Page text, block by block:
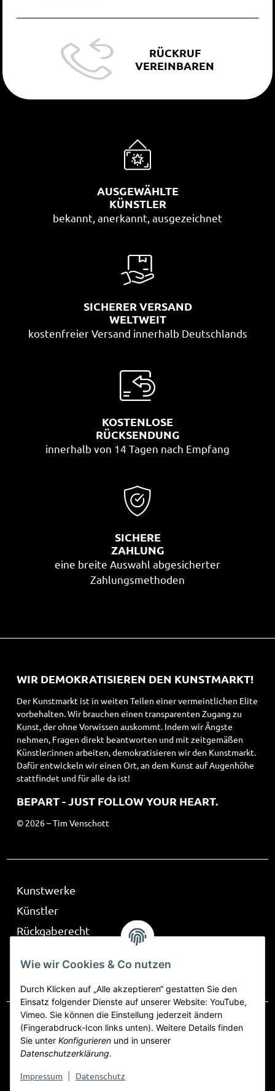
Wie wir Cookies & Co nutzen
Durch Klicken auf „Alle akzeptieren“ gestatten Sie den
Einsatz folgender Dienste auf unserer Website: YouTube,
Vimeo. Sie können die Einstellung jederzeit ändern
(Fingerabdruck-Icon links unten). Weitere Details finden
Sie unter Konfigurieren und in unserer
Datenschutzerklärung.
Impressum Datenschutz
RÜCKRUF
VEREINBAREN
AUSGEWÄHLTE
KÜNSTLER
bekannt, anerkannt, ausgezeichnet
SICHERER VERSAND
WELTWEIT
kostenfreier Versand innerhalb Deutschlands
KOSTENLOSE
RÜCKSENDUNG
innerhalb von 14 Tagen nach Empfang
SICHERE
ZAHLUNG
eine breite Auswahl abgesicherter
Zahlungsmethoden
WIR DEMOKRATISIEREN DEN KUNSTMARKT!
Der Kunstmarkt ist in weiten Teilen einer vermeintlichen Elite
vorbehalten. Wir brauchen einen transparenten Zugang zu
Kunst, der ohne Vorwissen auskommt. Indem wir Ängste
nehmen, Fragen direkt beantworten und mit zeitgemäßen
Künstler:innen arbeiten, demokratisieren wir den Kunstmarkt.
Dafür entwickeln wir einen Ort, an dem Kunst auf Augenhöhe
stattfindet und für alle da ist!
BEPART - JUST FOLLOW YOUR HEART.
© 2026 – Tim Venschott
Kunstwerke
Künstler
Rückgaberecht
Frag mich
Vertrag widerrufen
Widerrufsrecht